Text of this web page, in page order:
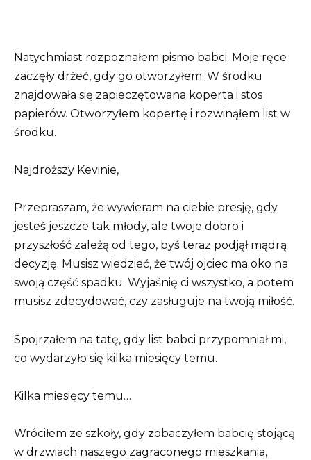
Natychmiast rozpoznałem pismo babci. Moje ręce
zaczęły drżeć, gdy go otworzyłem. W środku
znajdowała się zapieczętowana koperta i stos
papierów. Otworzyłem kopertę i rozwinąłem list w
środku.
Najdroższy Kevinie,
Przepraszam, że wywieram na ciebie presję, gdy
jesteś jeszcze tak młody, ale twoje dobro i
przyszłość zależą od tego, byś teraz podjął mądrą
decyzję. Musisz wiedzieć, że twój ojciec ma oko na
swoją część spadku. Wyjaśnię ci wszystko, a potem
musisz zdecydować, czy zasługuje na twoją miłość.
Spojrzałem na tatę, gdy list babci przypomniał mi,
co wydarzyło się kilka miesięcy temu.
Kilka miesięcy temu…
Wróciłem ze szkoły, gdy zobaczyłem babcię stojącą
w drzwiach naszego zagraconego mieszkania,